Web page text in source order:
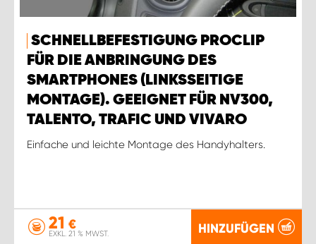
SCHNELLBEFESTIGUNG PROCLIP
FÜR DIE ANBRINGUNG DES
SMARTPHONES (LINKSSEITIGE
MONTAGE). GEEIGNET FÜR NV300,
TALENTO, TRAFIC UND VIVARO
Einfache und leichte Montage des Handyhalters.
21 €
EXKL. 21 % MWST. HINZUFÜGEN